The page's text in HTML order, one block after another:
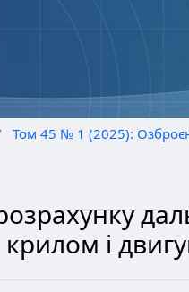
Том 45 № 1 (2025):
і